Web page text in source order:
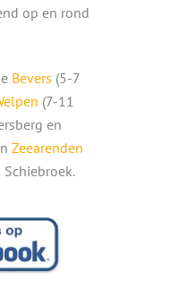
op en rond
Bevers (5-7
(7-11
en
Zeearenden